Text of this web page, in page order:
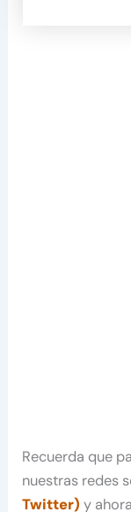
Recuerda que
nuestras redes
Twitter) y